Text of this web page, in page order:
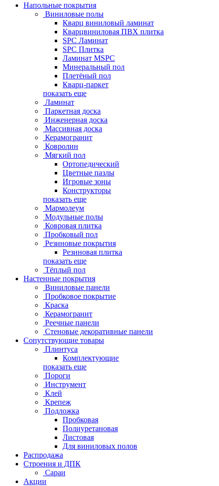
Напольные покрытия
Виниловые полы
Кварц виниловый ламинат
Кварцвиниловая ПВХ плитка
SPC Ламинат
SPC Плитка
Ламинат MSPC
Минеральный пол
Плетёный пол
Кварц-паркет
показать еще
Ламинат
Паркетная доска
Инженерная доска
Массивная доска
Керамогранит
Ковролин
Мягкий пол
Ортопедический
Цветные пазлы
Игровые зоны
Конструкторы
показать еще
Мармолеум
Модульные полы
Ковровая плитка
Пробковый пол
Резиновые покрытия
Резиновая плитка
показать еще
Тёплый пол
Настенные покрытия
Виниловые панели
Пробковое покрытие
Краска
Керамогранит
Реечные панели
Стеновые декоративные панели
Сопутствующие товары
Плинтуса
Комплектующие
показать еще
Пороги
Инструмент
Клей
Крепеж
Подложка
Пробковая
Полиуретановая
Листовая
Для виниловых полов
Распродажа
Строения и ДПК
Сараи
Акции